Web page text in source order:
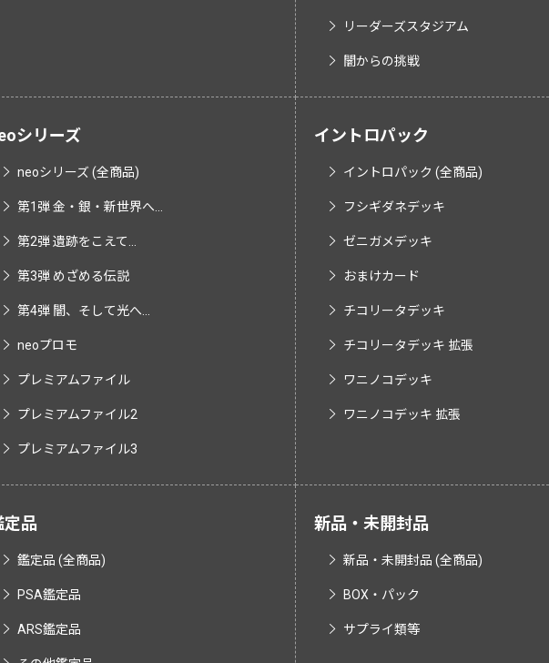
リーダーズスタジアム
闇からの挑戦
シリーズ
neoシリーズ (全商品)
第1弾 金・銀・新世界へ...
第2弾 遺跡をこえて...
第3弾 めざめる伝説
第4弾 闇、そして光へ...
neoプロモ
プレミアムファイル
プレミアムファイル2
プレミアムファイル3
イントロパック
イントロパック (全商品)
フシギダネデッキ
ゼニガメデッキ
おまけカード
チコリータデッキ
チコリータデッキ 拡張
ワニノコデッキ
ワニノコデッキ 拡張
定品
鑑定品 (全商品)
PSA鑑定品
ARS鑑定品
新品・未開封品
新品・未開封品 (全商品)
BOX・パック
サプライ類等